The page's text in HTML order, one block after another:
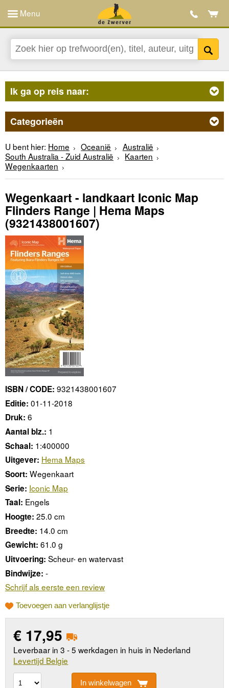
Menu
Ik ga op reis naar:
Categorieën
U bent hier: Home Oceanië
Australië
South Australia - Zuid Australië
Kaarten
Wegenkaarten
Wegenkaart - landkaart Iconic Map
Flinders Range | Hema Maps
(9321438001607)
ISBN / CODE: 9321438001607
Editie: 01-11-2018
Druk: 6
Aantal blz.: 1
Schaal: 1:400000
Uitgever: Hema Maps
Soort: Wegenkaart
Serie: Iconic Map
Taal: Engels
Hoogte: 25.0 cm
Breedte: 14.0 cm
Gewicht: 61.0 g
Uitvoering: Scheur- en watervast
Bindwijze: -
Schrijf als eerste een review
Toevoegen aan verlanglijstje
€ 17,95
Leverbaar in 3 - 5 werkdagen in huis in Nederland
Levertijd Belgie
In winkelwagen